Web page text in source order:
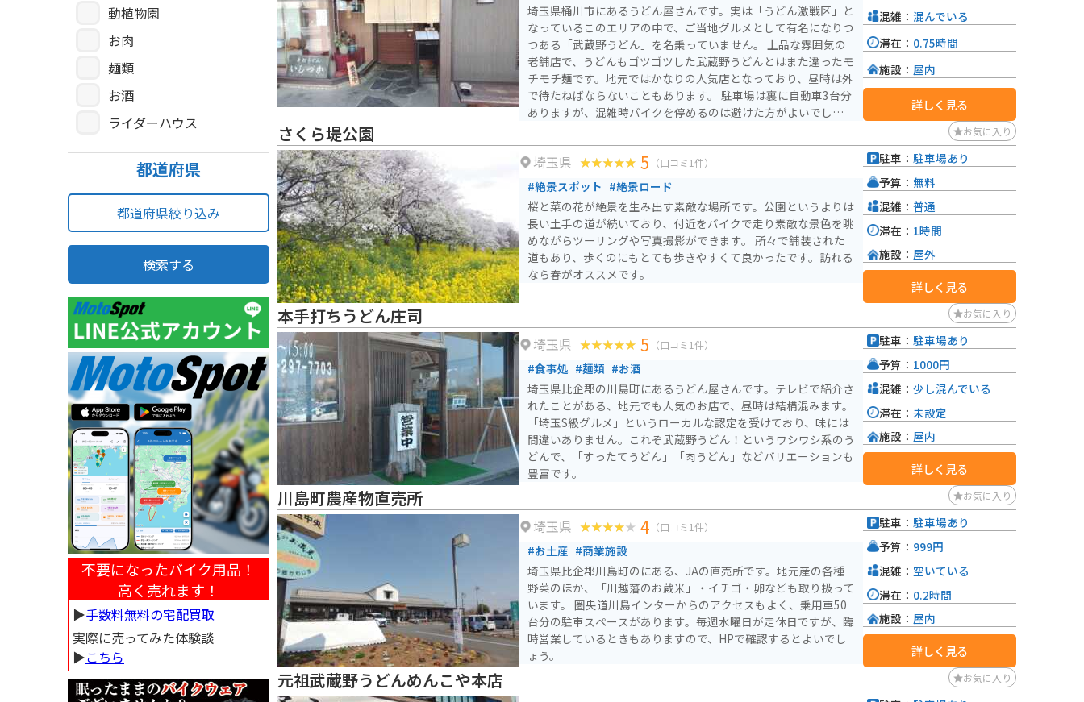
動植物園
お肉
麺類
お酒
ライダーハウス
都道府県
都道府県絞り込み
検索する
不要になったバイク用品！
高く売れます！
▶︎手数料無料の宅配買取
実際に売ってみた体験談
▶︎こちら
埼玉県桶川市にあるうどん屋さんです。実は「うどん激戦区」と
なっているこのエリアの中で、ご当地グルメとして有名になりつ
つある「武蔵野うどん」を名乗っていません。 上品な雰囲気の
老舗店で、うどんもゴツゴツした武蔵野うどんとはまた違ったモ
チモチ麺です。地元ではかなりの人気店となっており、昼時は外
で待たねばならないこともあります。 駐車場は裏に自動車3台分
ありますが、混雑時バイクを停めるのは避けた方がよいでしょ
混雑： 混んでいる
滞在： 0.75時間
施設： 屋内
詳しく見る
さくら堤公園 お気に入り
埼玉県 5 （口コミ1件）
#絶景スポット #絶景ロード
桜と菜の花が絶景を生み出す素敵な場所です。公園というよりは
長い土手の道が続いており、付近をバイクで走り素敵な景色を眺
めながらツーリングや写真撮影ができます。 所々で舗装された
道もあり、歩くのにもとても歩きやすくて良かったです。訪れる
なら春がオススメです。
駐車： 駐車場あり
予算： 無料
混雑： 普通
滞在： 1時間
施設： 屋外
詳しく見る
本手打ちうどん庄司 お気に入り
埼玉県 5 （口コミ1件）
#食事処 #麺類 #お酒
埼玉県比企郡の川島町にあるうどん屋さんです。テレビで紹介さ
れたことがある、地元でも人気のお店で、昼時は結構混みます。
「埼玉S級グルメ」というローカルな認定を受けており、味には
間違いありません。これぞ武蔵野うどん！というワシワシ系のう
どんで、「すったてうどん」「肉うどん」などバリエーションも
豊富です。
駐車： 駐車場あり
予算： 1000円
混雑： 少し混んでいる
滞在： 未設定
施設： 屋内
詳しく見る
川島町農産物直売所 お気に入り
埼玉県 4 （口コミ1件）
#お土産 #商業施設
埼玉県比企郡川島町のにある、JAの直売所です。地元産の各種
野菜のほか、「川越藩のお蔵米」・イチゴ・卵なども取り扱って
います。 圏央道川島インターからのアクセスもよく、乗用車50
台分の駐車スペースがあります。毎週水曜日が定休日ですが、臨
時営業しているときもありますので、HPで確認するとよいでし
ょう。
駐車： 駐車場あり
予算： 999円
混雑： 空いている
滞在： 0.2時間
施設： 屋内
詳しく見る
元祖武蔵野うどんめんこや本店 お気に入り